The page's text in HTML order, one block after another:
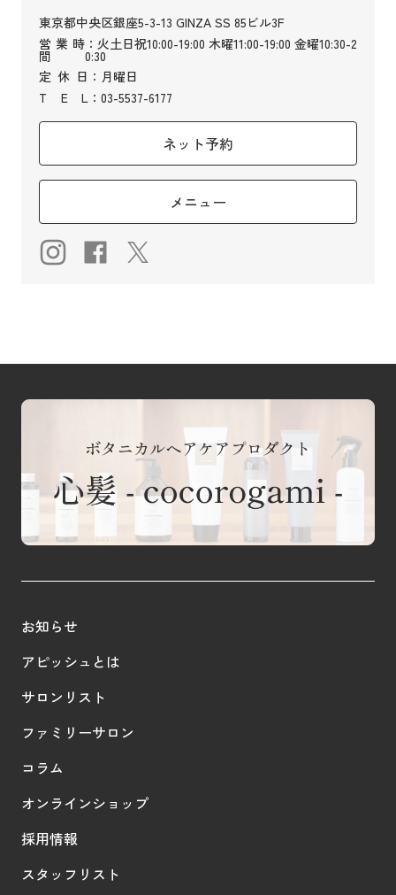
東京都中央区銀座5-3-13 GINZA SS 85ビル3F
営業時
間
：火土日祝10:00-19:00 木曜11:00-19:00 金曜10:30-2
0:30
定 休 日 ：月曜日
T
E L ：03-5537-6177
ネット予約
メニュー
お知らせ
アピッシュとは
サロンリスト
ファミリーサロン
コラム
オンラインショップ
採用情報
スタッフリスト